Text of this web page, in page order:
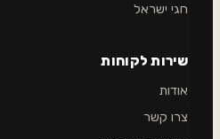
חגי ישראל
שירות לקוחות
אודות
צרו קשר